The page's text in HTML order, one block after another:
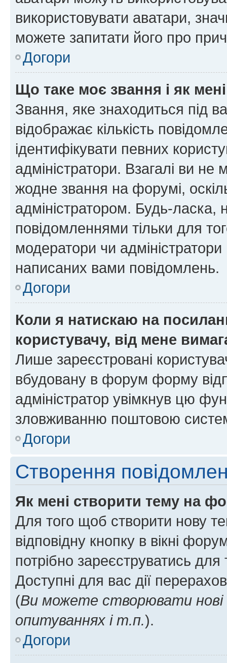
використовувати аватари,
можете запитати його про
Догори
Що таке моє звання і як
Звання, яке знаходиться під
відображає кількість
ідентифікувати певних
адміністратори. Взагалі ви
жодне звання на форумі,
адміністратором. Будь-
повідомленнями тільки для
модератори чи
написаних вами повідомлень.
Догори
Коли я натискаю на
користувачу, від мене
Лише зареєстровані
вбудовану в форум форму
адміністратор увімкнув цю
зловживанню поштовою
Догори
Створення
Як мені створити тему на
Для того щоб створити нову
відповідну кнопку в вікні
потрібно зареєструватись
Доступні для вас дії
(Ви можете створювати
опитуваннях і т.п.).
Догори